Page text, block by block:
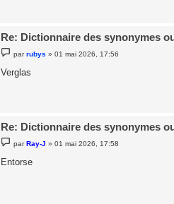
Re: Dictionnaire des synonymes
e
s
parrubys »01 mai 2026, 17:56
Verglas
Re: Dictionnaire des synonymes
e
s
parRay-J »01 mai 2026, 17:58
Entorse